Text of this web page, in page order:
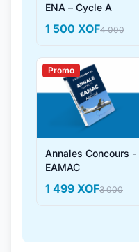
ENA – Cycle A
1 500 XOF4 000
Promo
Annales Concours -
EAMAC
1 499 XOF3 000